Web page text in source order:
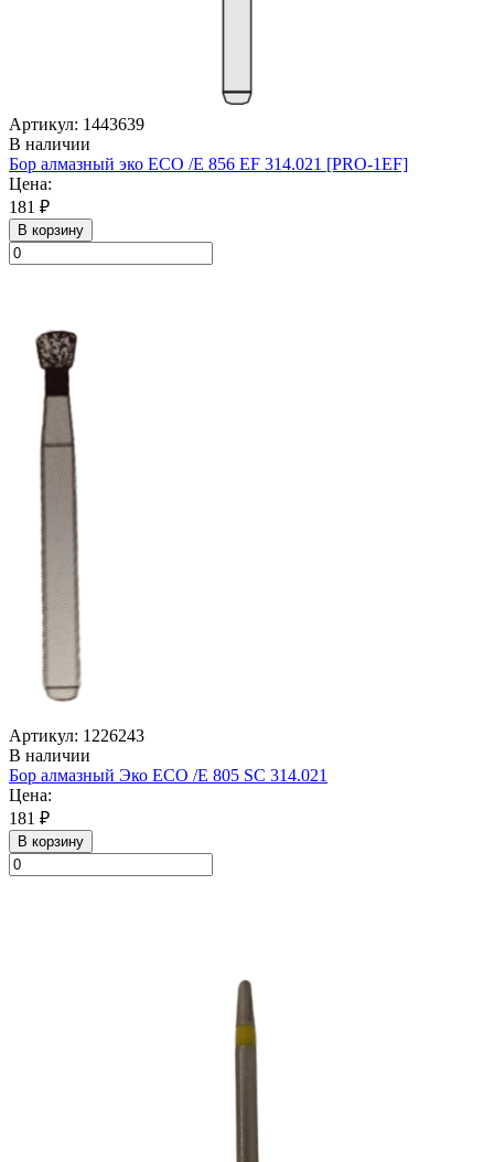
Артикул: 1443639
В наличии
Бор алмазный эко ECO /E 856 EF 314.021 [PRO-1EF]
Цена:
181 ₽
В корзину
Артикул: 1226243
В наличии
Бор алмазный Эко ECO /E 805 SС 314.021
Цена:
181 ₽
В корзину